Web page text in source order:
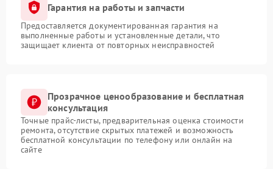
Гарантия на работы и запчасти
Предоставляется документированная гарантия на
выполненные работы и установленные детали, что
защищает клиента от повторных неисправностей
Прозрачное ценообразование и бесплатная
консультация
Точные прайс-листы, предварительная оценка стоимости
ремонта, отсутствие скрытых платежей и возможность
бесплатной консультации по телефону или онлайн на
сайте